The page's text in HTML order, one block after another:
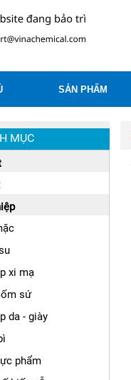
SẢN PHẨM
MỤC
xi mạ
sứ
da - giày
phẩm